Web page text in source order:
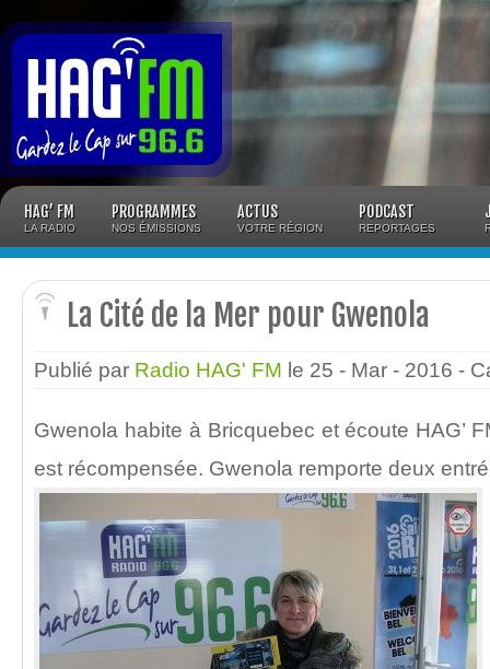
HAG’ FM
LA RADIO
PROGRAMMES
NOS ÉMISSIONS
ACTUS
VOTRE RÉGION
PODCAST
REPORTAGES
La Cité de la Mer pour Gwenola
Publié par Radio HAG' FM le 25 - Mar - 2016 -
Gwenola habite à Bricquebec et écoute HAG’
est récompensée. Gwenola remporte deux
Panneau de gestion des cookies